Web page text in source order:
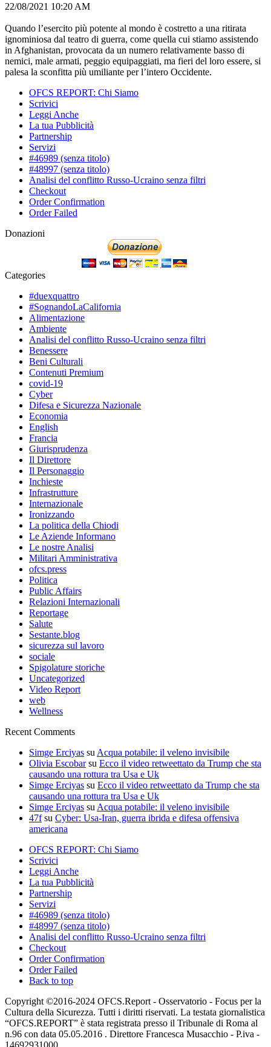
22/08/2021 10:20 AM
Quando l’esercito più potente al mondo è costretto a una ritirata
ignominiosa dal teatro di guerra, come quella cui stiamo assistendo
in Afghanistan, provocata da un numero relativamente basso di
nemici, male armati, peggio equipaggiati, ma fieri del loro essere, si
palesa la sconfitta più umiliante per l’intero Occidente.
OFCS REPORT: Chi Siamo
Scrivici
Leggi Anche
La tua Pubblicità
Partnership
Servizi
#46989 (senza titolo)
#48997 (senza titolo)
Analisi del conflitto Russo-Ucraino senza filtri
Checkout
Order Confirmation
Order Failed
Donazioni
Categories
#duexquattro
#SognandoLaCalifornia
Alimentazione
Ambiente
Analisi del conflitto Russo-Ucraino senza filtri
Benessere
Beni Culturali
Contenuti Premium
covid-19
Cyber
Difesa e Sicurezza Nazionale
Economia
English
Francia
Giurisprudenza
Il Direttore
Il Personaggio
Inchieste
Infrastrutture
Internazionale
Ironizzando
La politica della Chiodi
Le Aziende Informano
Le nostre Analisi
Militari Amministrativa
ofcs.press
Politica
Public Affairs
Relazioni Internazionali
Reportage
Salute
Sestante.blog
sicurezza sul lavoro
sociale
Spigolature storiche
Uncategorized
Video Report
web
Wellness
Recent Comments
Simge Erciyas su Acqua potabile: il veleno invisibile
Olivia Escobarsu Ecco il video retweettato da Trump che sta
causando una rottura tra Usa e Uk
Simge Erciyas su Ecco il video retweettato da Trump che sta
causando una rottura tra Usa e Uk
Simge Erciyas su Acqua potabile: il veleno invisibile
47fsu Cyber: Usa-Iran, guerra ibrida e difesa offensiva
americana
OFCS REPORT: Chi Siamo
Scrivici
Leggi Anche
La tua Pubblicità
Partnership
Servizi
#46989 (senza titolo)
#48997 (senza titolo)
Analisi del conflitto Russo-Ucraino senza filtri
Checkout
Order Confirmation
Order Failed
Back to top
Copyright ©2016-2024 OFCS.Report - Osservatorio - Focus per la
Cultura della Sicurezza. Tutti i diritti riservati. La testata giornalistica
“OFCS.REPORT” è stata registrata presso il Tribunale di Roma al
n.96 con data 05.05.2016 . Direttore Francesca Musacchio - P.iva -
14692931000